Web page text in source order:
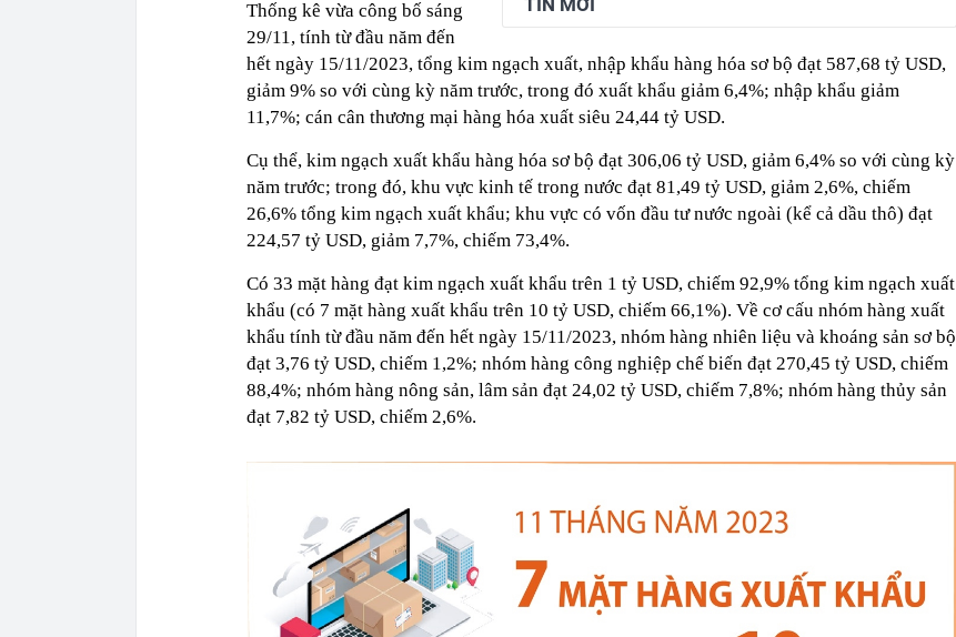
12:03
Ô tô đỗ qua đêm ở khu đô thị bị trộm mất 2 bánh
12:01
Chốt ngày công bố giá Jaecoo J5 tại Việt Nam
Nợ có khả năng mất vốn tại các ngân hàng vượt 200.000 tỷ: Nhà băng
nào nhiều nhất?
11:59
Áp thấp nhiệt đới hình thành ngay trên Vịnh Bắc Bộ
TIN MỚI
Thống kê vừa công bố sáng
29/11, tính từ đầu năm đến
hết ngày 15/11/2023, tổng kim ngạch xuất, nhập khẩu hàng hóa sơ bộ đạt 587,68 tỷ USD,
giảm 9% so với cùng kỳ năm trước, trong đó xuất khẩu giảm 6,4%; nhập khẩu giảm
11,7%; cán cân thương mại hàng hóa xuất siêu 24,44 tỷ USD.
Cụ thể, kim ngạch xuất khẩu hàng hóa sơ bộ đạt 306,06 tỷ USD, giảm 6,4% so với cùng kỳ
năm trước; trong đó, khu vực kinh tế trong nước đạt 81,49 tỷ USD, giảm 2,6%, chiếm
26,6% tổng kim ngạch xuất khẩu; khu vực có vốn đầu tư nước ngoài (kể cả dầu thô) đạt
224,57 tỷ USD, giảm 7,7%, chiếm 73,4%.
Có 33 mặt hàng đạt kim ngạch xuất khẩu trên 1 tỷ USD, chiếm 92,9% tổng kim ngạch xuất
khẩu (có 7 mặt hàng xuất khẩu trên 10 tỷ USD, chiếm 66,1%). Về cơ cấu nhóm hàng xuất
khẩu tính từ đầu năm đến hết ngày 15/11/2023, nhóm hàng nhiên liệu và khoáng sản sơ bộ
đạt 3,76 tỷ USD, chiếm 1,2%; nhóm hàng công nghiệp chế biến đạt 270,45 tỷ USD, chiếm
88,4%; nhóm hàng nông sản, lâm sản đạt 24,02 tỷ USD, chiếm 7,8%; nhóm hàng thủy sản
đạt 7,82 tỷ USD, chiếm 2,6%.